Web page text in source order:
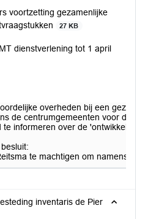
voortzetting gezamenlijke
27 KB
dienstverlening tot 1 april
overheden bij een
de centrumgemeenten voor de
te informeren over de
te machtigen om namens
inventaris de Pier